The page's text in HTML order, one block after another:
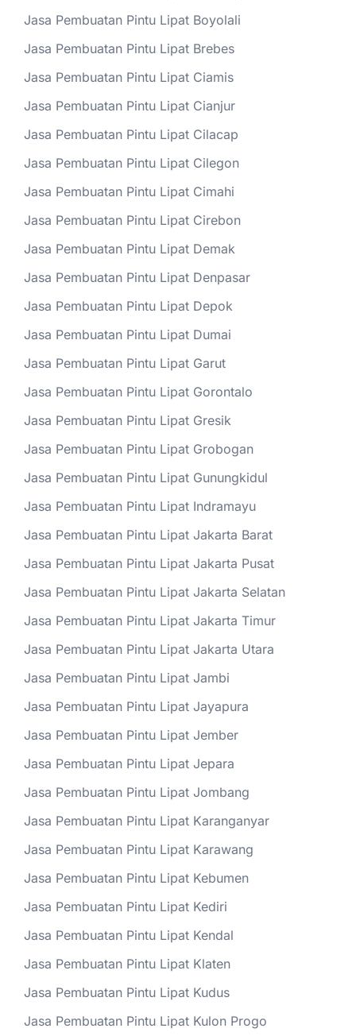
Jasa Pembuatan Pintu Lipat Boyolali
Jasa Pembuatan Pintu Lipat Brebes
Jasa Pembuatan Pintu Lipat Ciamis
Jasa Pembuatan Pintu Lipat Cianjur
Jasa Pembuatan Pintu Lipat Cilacap
Jasa Pembuatan Pintu Lipat Cilegon
Jasa Pembuatan Pintu Lipat Cimahi
Jasa Pembuatan Pintu Lipat Cirebon
Jasa Pembuatan Pintu Lipat Demak
Jasa Pembuatan Pintu Lipat Denpasar
Jasa Pembuatan Pintu Lipat Depok
Jasa Pembuatan Pintu Lipat Dumai
Jasa Pembuatan Pintu Lipat Garut
Jasa Pembuatan Pintu Lipat Gorontalo
Jasa Pembuatan Pintu Lipat Gresik
Jasa Pembuatan Pintu Lipat Grobogan
Jasa Pembuatan Pintu Lipat Gunungkidul
Jasa Pembuatan Pintu Lipat Indramayu
Jasa Pembuatan Pintu Lipat Jakarta Barat
Jasa Pembuatan Pintu Lipat Jakarta Pusat
Jasa Pembuatan Pintu Lipat Jakarta Selatan
Jasa Pembuatan Pintu Lipat Jakarta Timur
Jasa Pembuatan Pintu Lipat Jakarta Utara
Jasa Pembuatan Pintu Lipat Jambi
Jasa Pembuatan Pintu Lipat Jayapura
Jasa Pembuatan Pintu Lipat Jember
Jasa Pembuatan Pintu Lipat Jepara
Jasa Pembuatan Pintu Lipat Jombang
Jasa Pembuatan Pintu Lipat Karanganyar
Jasa Pembuatan Pintu Lipat Karawang
Jasa Pembuatan Pintu Lipat Kebumen
Jasa Pembuatan Pintu Lipat Kediri
Jasa Pembuatan Pintu Lipat Kendal
Jasa Pembuatan Pintu Lipat Klaten
Jasa Pembuatan Pintu Lipat Kudus
Jasa Pembuatan Pintu Lipat Kulon Progo